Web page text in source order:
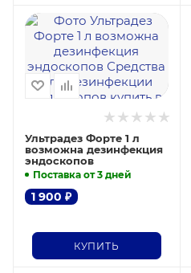
Ультрадез Форте 1 л
возможна дезинфекция
эндоскопов
Поставка от 3 дней
1 900 ₽
КУПИТЬ